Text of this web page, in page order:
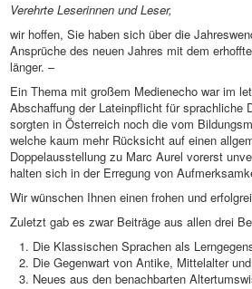
Verehrte Leserinnen und Leser,
wir hoffen, Sie haben sich über die
Ansprüche des neuen Jahres mit dem
länger. –
Ein Thema mit großem Medienecho war im
Abschaffung der Lateinpflicht für sprachliche
sorgten in Österreich noch die vom
welche kaum mehr Rücksicht auf einen
Doppelausstellung zu Marc Aurel vorerst
halten sich in der Erregung von
Wir wünschen Ihnen einen frohen und
Zuletzt gab es zwar Beiträge aus allen drei
Die Klassischen Sprachen als
Die Gegenwart von Antike, Mittelalter
Neues aus den benachbarten